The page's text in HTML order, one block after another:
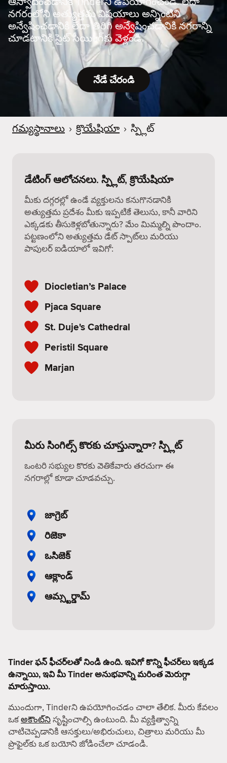
ఆస్వాదించడానికి Tinderని ఉపయోగించండి. లేదా
నగరంలోని అత్యుత్తమ విషయాలు అన్నింటిని
అన్వేషించడానికి లేదా తిరిగి అన్వేషించడానికి నగరాన్ని
చూడటానికి సైట్ సీయింగ్‌కు వెళ్లండి.
నేడే చేరండి
గమ్యస్థానాలు › క్రొయేషియా › స్ప్లిట్
డేటింగ్ ఆలోచనలు. స్ప్లిట్, క్రొయేషియా
మీకు దగ్గరల్లో ఉండే వ్యక్తులను కనుగొనడానికి
అత్యుత్తమ ప్రదేశం మీకు ఇప్పటికే తెలుసు, కానీ వారిని
ఎక్కడకు తీసుకెళ్లబోతున్నారు? మేం మిమ్మల్ని పొందాం.
పట్టణంలోని అత్యుత్తమ డేట్ స్పాట్‌లు మరియు
పాపులర్ ఐడియాలో ఇవిగో:
Diocletian’s Palace
Pjaca Square
St. Duje's Cathedral
Peristil Square
Marjan
మీరు సింగిల్స్ కొరకు చూస్తున్నారా? స్ప్లిట్
ఒంటరి సభ్యుల కొరకు వెతికేవారు తరచుగా ఈ
నగరాల్లో కూడా చూడవచ్చు.
జాగ్రెబ్
రిజెకా
ఒసిజెక్
ఆక్లాండ్
ఆమ్స్టర్డామ్
Tinder ఫన్ ఫీచర్‌లతో నిండి ఉంది. ఇవిగో కొన్ని ఫీచర్‌లు ఇక్కడ
ఉన్నాయి, ఇవి మీ Tinder అనుభవాన్ని మరింత మెరుగ్గా
మారుస్తాయి.
ముందుగా, Tinderని ఉపయోగించడం చాలా తేలిక. మీరు కేవలం
ఒకఅకౌంట్‌నిసృష్టించాల్సి ఉంటుంది. మీ వ్యక్తిత్వాన్ని
చాటిచెప్పడానికి ఆసక్తులు/అభిరుచులు, చిత్రాలు మరియు మీ
ప్రొఫైల్‌కు ఒక బయోని జోడించేలా చూడండి.